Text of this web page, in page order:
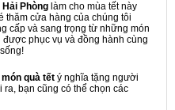
Hải Phòng làm cho mùa tết này
thăm cửa hàng của chúng tôi
cấp và sang trọng từ những món
phục vụ và đồng hành cùng
món quà tết ý nghĩa tặng người
bạn cũng có thể chọn các